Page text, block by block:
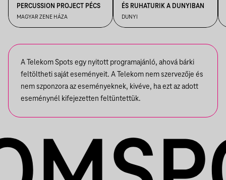
PERCUSSION PROJECT PÉCS
MAGYAR ZENE HÁZA
ÉS RUHATURIK A DUNYIBAN
DUNYI
A Telekom Spots egy nyitott programajánló, ahová bárki
feltöltheti saját eseményeit. A Telekom nem szervezője és
nem szponzora az eseményeknek, kivéve, ha ezt az adott
eseménynél kifejezetten feltüntettük.